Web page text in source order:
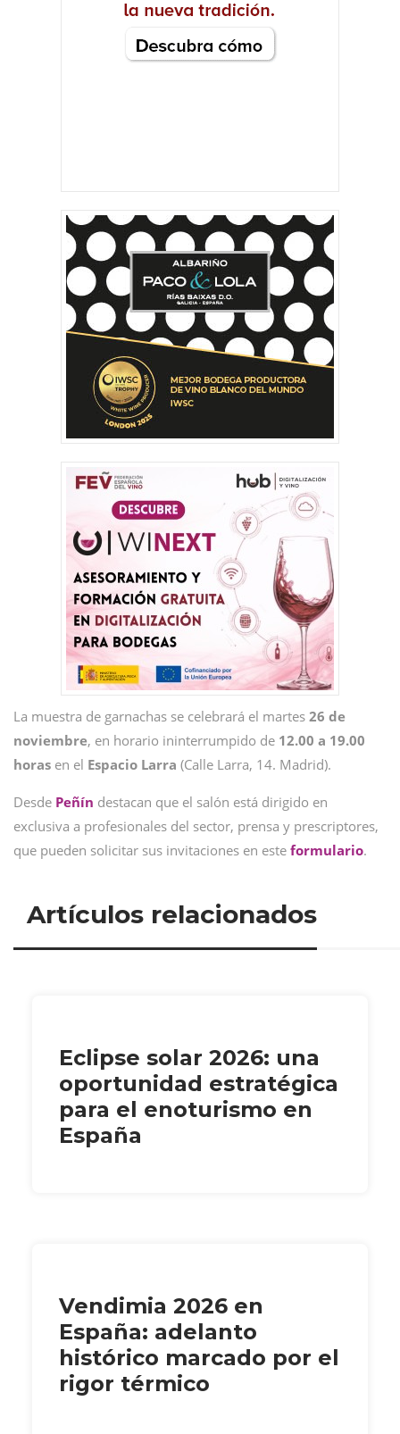
La muestra de garnachas se celebrará el martes 26 de
noviembre, en horario ininterrumpido de 12.00 a 19.00
horas en el Espacio Larra (Calle Larra, 14. Madrid).
Desde Peñín destacan que el salón está dirigido en
exclusiva a profesionales del sector, prensa y prescriptores,
que pueden solicitar sus invitaciones en este formulario.
Artículos relacionados
Eclipse solar 2026: una
oportunidad estratégica
para el enoturismo en
España
Vendimia 2026 en
España: adelanto
histórico marcado por el
rigor térmico